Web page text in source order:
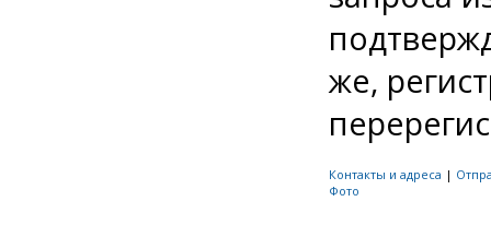
же,
Контакты и адреса |
Фото